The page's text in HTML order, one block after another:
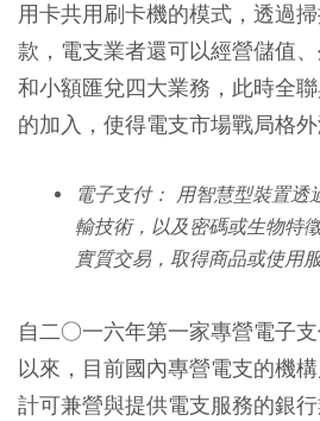
用卡共用刷卡機的模式，透過
款，電支業者還可以經營儲值
和小額匯兌四大業務，此時全
的加入，使得電支市場戰局格外
電子支付： 用智慧型裝置透
輸技術，以及密碼或生物特
實質交易，取得商品或使用
自二○一六年第一家專營電子
以來，目前國內專營電支的機
計可兼營與提供電支服務的銀